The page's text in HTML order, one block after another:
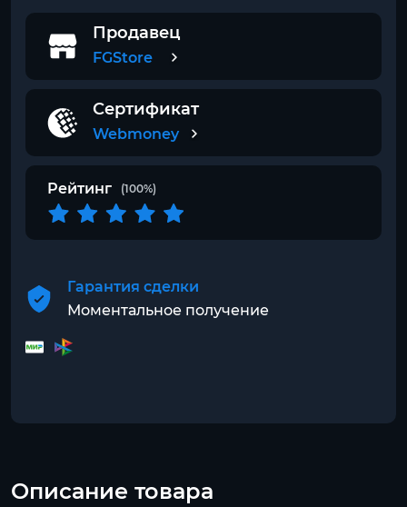
Продавец
FGStore
Сертификат
Webmoney
Рейтинг (100%)
Гарантия сделки
Моментальное получение
Описание товара